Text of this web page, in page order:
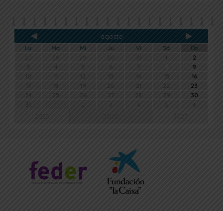
agosto
Lu Ma Mi Ju Vi Sá
Do
27
28 29 30 31 1
2
3
4 5 6 7
9
10
11 12 13 14 15
16
17
18 19 20 21 22
23
24
25 26 27 28 29
30
31
2 3 4 5 6